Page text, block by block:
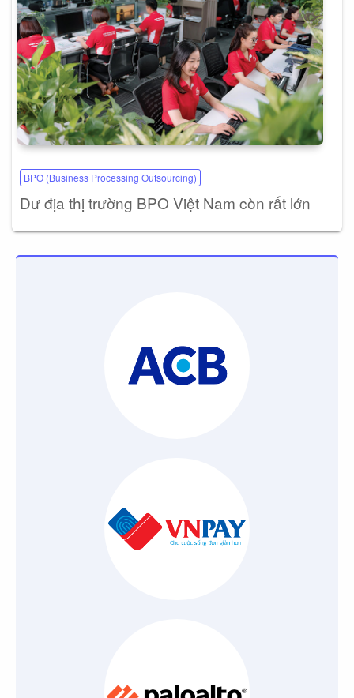
BPO (Business Processing Outsourcing)
Dư địa thị trường BPO Việt Nam còn rất lớn